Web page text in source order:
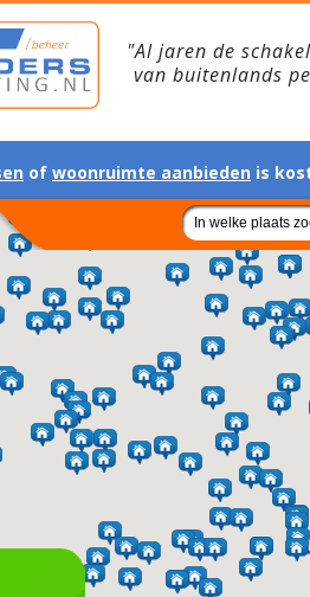
"Al jaren de
van buitenlands
of woonruimte aanbieden is